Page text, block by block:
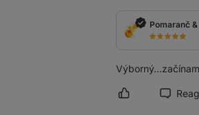
Označiť